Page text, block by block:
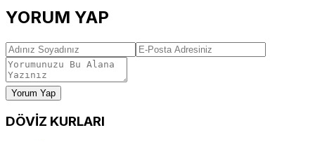
YORUM YAP
Yorum Yap
DÖVİZ KURLARI